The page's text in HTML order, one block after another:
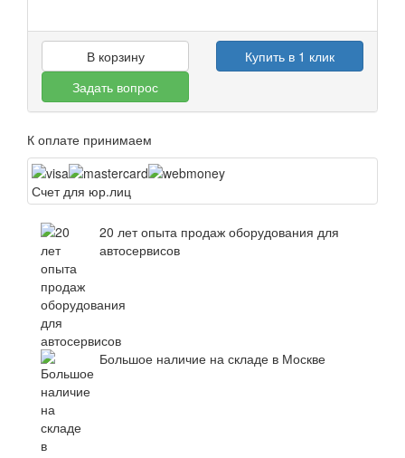
В корзину
Купить в 1 клик
Задать вопрос
К оплате принимаем
Счет для юр.лиц
20 лет опыта продаж оборудования для
автосервисов
Большое наличие на складе в Москве